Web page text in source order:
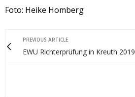
Foto: Heike Homberg
PREVIOUS ARTICLE
EWU Richterprüfung in Kreuth 2019